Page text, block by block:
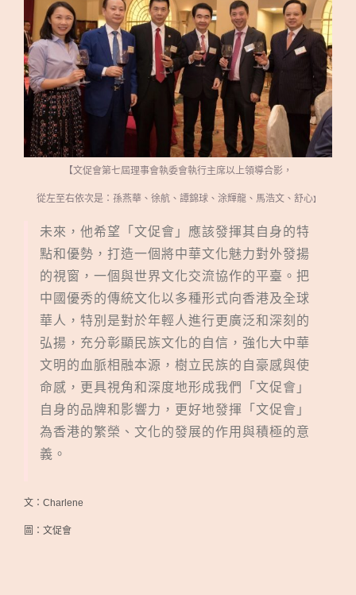
【文促會第七屆理事會執委會執行主席以上領導合影，
從左至右依次是：孫燕華、徐航、譚錦球、涂輝龍、馬浩文、舒心】
未來，他希望「文促會」應該發揮其自身的特
點和優勢，打造一個將中華文化魅力對外發揚
的視窗，一個與世界文化交流協作的平臺。把
中國優秀的傳統文化以多種形式向香港及全球
華人，特別是對於年輕人進行更廣泛和深刻的
弘揚，充分彰顯民族文化的自信，強化大中華
文明的血脈相融本源，樹立民族的自豪感與使
命感，更具視角和深度地形成我們「文促會」
自身的品牌和影響力，更好地發揮「文促會」
為香港的繁榮、文化的發展的作用與積極的意
義。
文：Charlene
圖：文促會